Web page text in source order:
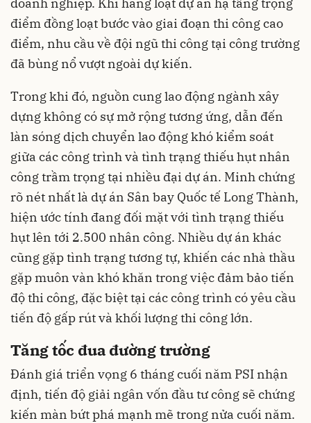
doanh nghiệp. Khi hàng loạt dự án hạ tầng trọng
điểm đồng loạt bước vào giai đoạn thi công cao
điểm, nhu cầu về đội ngũ thi công tại công trường
đã bùng nổ vượt ngoài dự kiến.
Trong khi đó, nguồn cung lao động ngành xây
dựng không có sự mở rộng tương ứng, dẫn đến
làn sóng dịch chuyển lao động khó kiểm soát
giữa các công trình và tình trạng thiếu hụt nhân
công trầm trọng tại nhiều đại dự án. Minh chứng
rõ nét nhất là dự án Sân bay Quốc tế Long Thành,
hiện ước tính đang đối mặt với tình trạng thiếu
hụt lên tới 2.500 nhân công. Nhiều dự án khác
cũng gặp tình trạng tương tự, khiến các nhà thầu
gặp muôn vàn khó khăn trong việc đảm bảo tiến
độ thi công, đặc biệt tại các công trình có yêu cầu
tiến độ gấp rút và khối lượng thi công lớn.
Tăng tốc đua đường trường
Đánh giá triển vọng 6 tháng cuối năm PSI nhận
định, tiến độ giải ngân vốn đầu tư công sẽ chứng
kiến màn bứt phá mạnh mẽ trong nửa cuối năm.